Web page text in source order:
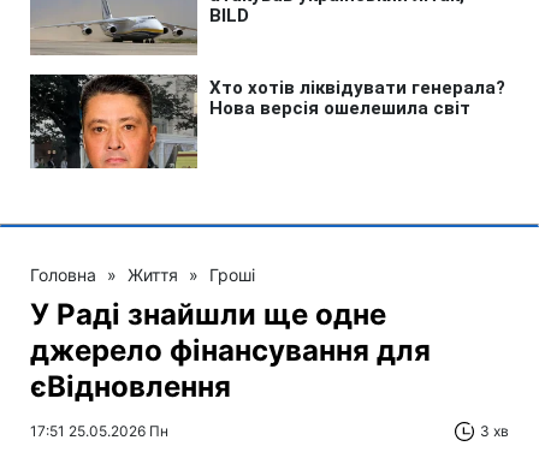
Головна » Життя » Гроші
У Раді знайшли ще одне
джерело фінансування для
єВідновлення
17:51 25.05.2026 Пн 3 хв